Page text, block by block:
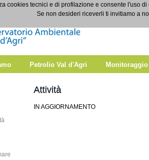
Petrolio Val d'Agri Monitoraggio
Attività
IN AGGIORNAMENTO
cookies tecnici e di profilazione e consente l'uso
Se non desideri riceverli ti invitiamo a